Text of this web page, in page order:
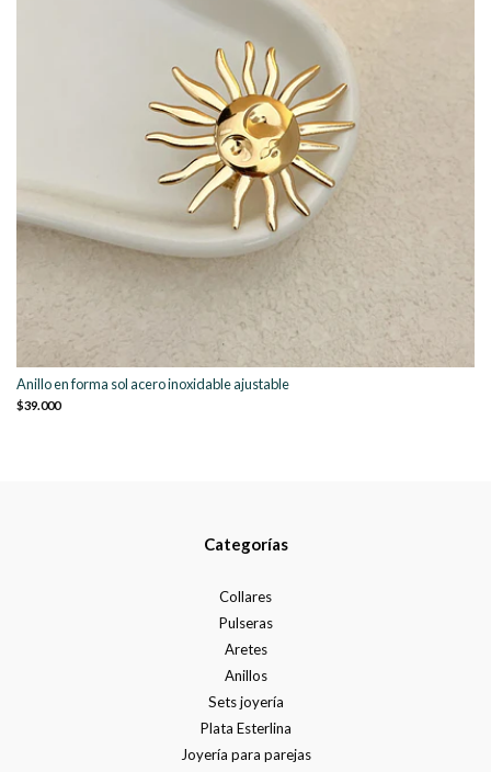
Anillo en forma sol acero inoxidable ajustable
$39.000
Categorías
Collares
Pulseras
Aretes
Anillos
Sets joyería
Plata Esterlina
Joyería para parejas